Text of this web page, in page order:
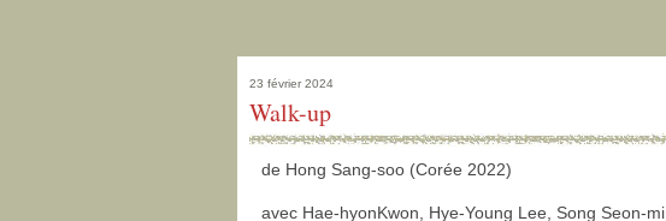
23 février 2024
Walk-up
de Hong Sang-soo (Corée 2022)
avec Hae-hyonKwon, Hye-Young Lee, Song Seon-mi